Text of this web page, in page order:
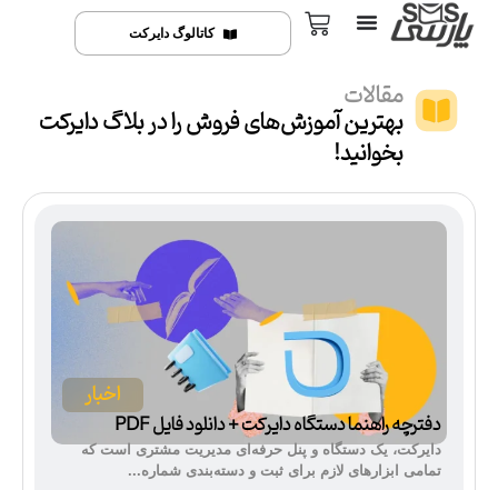
کاتالوگ دایرکت
مقالات
بهترین آموزش‌های فروش را در بلاگ دایرکت
بخوانید!
اخبار
دفترچه راهنما دستگاه دایرکت + دانلود فایل PDF
دایرکت، یک دستگاه و پنل حرفه‌ای مدیریت مشتری است که
تمامی ابزارهای لازم برای ثبت و دسته‌بندی شماره...